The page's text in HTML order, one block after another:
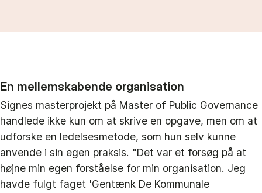
En mellemskabende organisation
Signes masterprojekt på Master of Public Governance
handlede ikke kun om at skrive en opgave, men om at
udforske en ledelsesmetode, som hun selv kunne
anvende i sin egen praksis. "Det var et forsøg på at
højne min egen forståelse for min organisation. Jeg
havde fulgt faget 'Gentænk De Kommunale